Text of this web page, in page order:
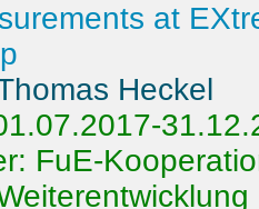
at
Heckel
FuE-